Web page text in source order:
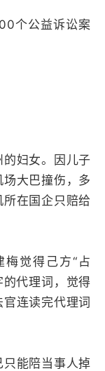
个公益诉讼案
妇女。因儿子
大巴撞伤，多
在国企只赔给
觉得己方“占
代理词，觉得
连读完代理词
能陪当事人掉